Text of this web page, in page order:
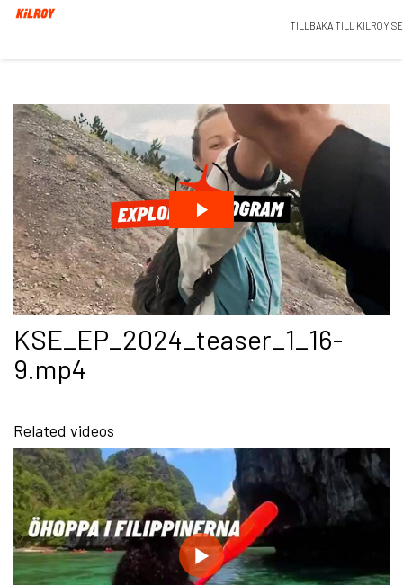
TILLBAKA TILL KILROY.SE
KSE_EP_2024_teaser_1_16-
9.mp4
Related videos